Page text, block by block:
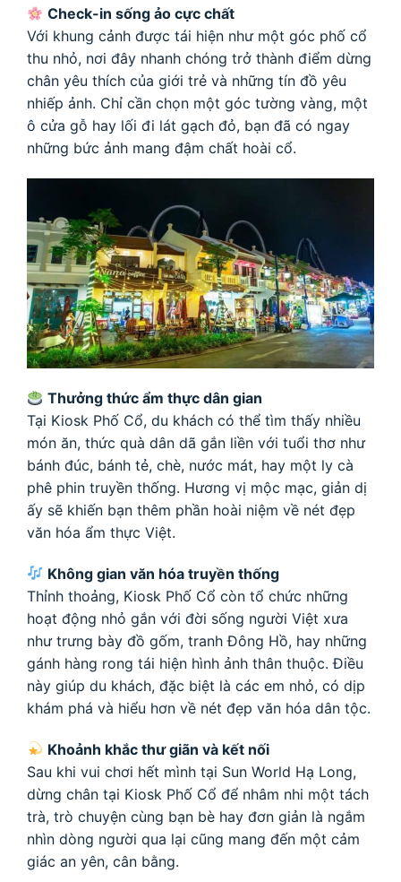
Check-in sống ảo cực chất
Với khung cảnh được tái hiện như một góc phố cổ
thu nhỏ, nơi đây nhanh chóng trở thành điểm dừng
chân yêu thích của giới trẻ và những tín đồ yêu
nhiếp ảnh. Chỉ cần chọn một góc tường vàng, một
ô cửa gỗ hay lối đi lát gạch đỏ, bạn đã có ngay
những bức ảnh mang đậm chất hoài cổ.
Thưởng thức ẩm thực dân gian
Tại Kiosk Phố Cổ, du khách có thể tìm thấy nhiều
món ăn, thức quà dân dã gắn liền với tuổi thơ như
bánh đúc, bánh tẻ, chè, nước mát, hay một ly cà
phê phin truyền thống. Hương vị mộc mạc, giản dị
ấy sẽ khiến bạn thêm phần hoài niệm về nét đẹp
văn hóa ẩm thực Việt.
Không gian văn hóa truyền thống
Thỉnh thoảng, Kiosk Phố Cổ còn tổ chức những
hoạt động nhỏ gắn với đời sống người Việt xưa
như trưng bày đồ gốm, tranh Đông Hồ, hay những
gánh hàng rong tái hiện hình ảnh thân thuộc. Điều
này giúp du khách, đặc biệt là các em nhỏ, có dịp
khám phá và hiểu hơn về nét đẹp văn hóa dân tộc.
Khoảnh khắc thư giãn và kết nối
Sau khi vui chơi hết mình tại Sun World Hạ Long,
dừng chân tại Kiosk Phố Cổ để nhâm nhi một tách
trà, trò chuyện cùng bạn bè hay đơn giản là ngắm
nhìn dòng người qua lại cũng mang đến một cảm
giác an yên, cân bằng.